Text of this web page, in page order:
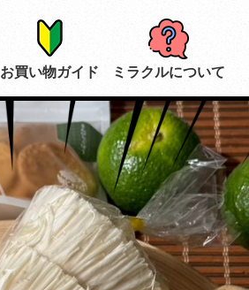
お買い物ガイド ミラクルについて